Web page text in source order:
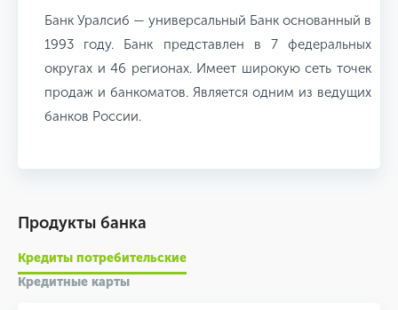
Банк Уралсиб — универсальный Банк основанный в
1993 году. Банк представлен в 7 федеральных
округах и 46 регионах. Имеет широкую сеть точек
продаж и банкоматов. Является одним из ведущих
банков России.
Продукты банка
Кредиты потребительские
Кредитные карты